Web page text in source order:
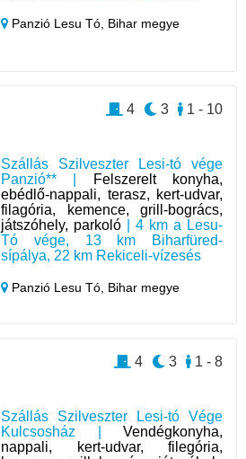
Panzió Lesu Tó, Bihar megye
Szállás Szilveszter Lesi-tó vége
Panzió** |
Felszerelt konyha,
ebédlő-nappali, terasz, kert-udvar,
filagória, kemence, grill-bogrács,
játszóhely, parkoló | 4 km a Lesu-
Tó vége, 13 km Biharfüred-
sípálya, 22 km Rekiceli-vízesés
Panzió Lesu Tó, Bihar megye
1 - 10
3
4
Szállás Szilveszter Lesi-tó Vége
Kulcsosház | Vendégkonyha,
nappali, kert-udvar, filegória,
1 - 8
3
4